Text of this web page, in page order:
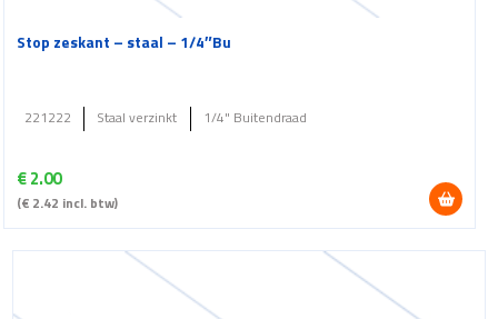
Stop zeskant – staal – 1/4″Bu
€2.00
(€ 2.42 incl. btw)
221222 Staal verzinkt 1/4" Buitendraad